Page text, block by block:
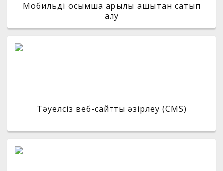
Мобильді қосымша арқылы қашықтан сатып
алу
Тәуелсіз веб-сайтты әзірлеу (CMS)